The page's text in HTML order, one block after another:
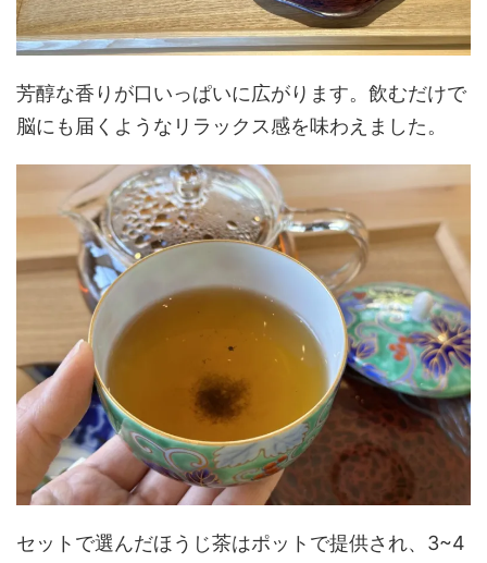
芳醇な香りが口いっぱいに広がります。飲むだけで
脳にも届くようなリラックス感を味わえました。
セットで選んだほうじ茶はポットで提供され、3~4